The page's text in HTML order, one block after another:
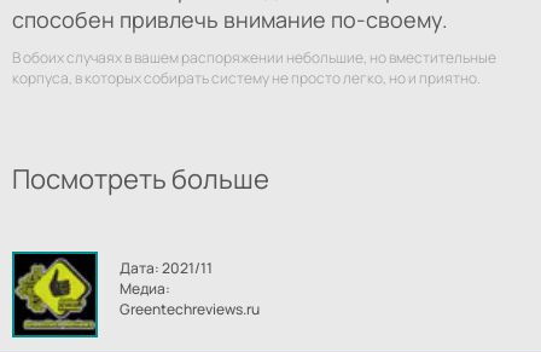
способен привлечь внимание по-своему.
В обоих случаях в вашем распоряжении небольшие, но вместительные
корпуса, в которых собирать систему не просто легко, но и приятно.
Посмотреть больше
Дата: 2021/11
Медиа:
Greentechreviews.ru